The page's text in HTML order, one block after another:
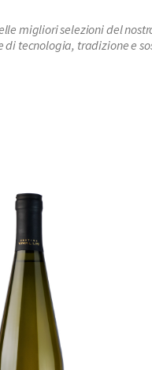
migliori selezioni del
tecnologia, tradizione e